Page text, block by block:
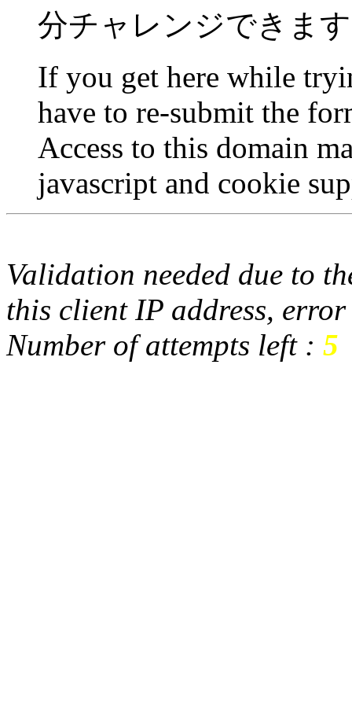
分チャレンジできま
If you get here while
have to re-submit the
Access to this domain
javascript and cookie
Validation needed due to
this client IP address,
Number of attempts left : 5